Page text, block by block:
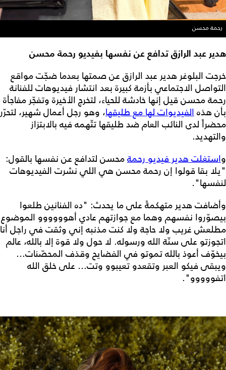
رحمة محسن
هدير عبد الرازق تدافع عن نفسها بفيديو رحمة محسن
خرجت البلوغر هدير عبد الرازق عن صمتها بعدما ضجّت مواقع
التواصل الاجتماعي بأزمة كبيرة بعد انتشار فيديوهات للفنانة
رحمة محسن قيل إنها خادشة للحياء، لتخرج الأخيرة وتفجّر مفاجأة
بأن هذهالفيديوات لها مع طليقها، وهو رجل أعمال شهير، لتحرّر
محضراً لدى النائب العام ضد طليقها تتّهمه فيه بالابتزاز
والتهديد.
واستغلت هدير فيديو رحمةمحسن لتدافع عن نفسها بالقول:
"يلا بقا قولوا إن رحمة محسن هي اللي نشرت الفيديوهات
لنفسها".
وأضافت هدير متهكمةً على ما يحدث: "ده الفنانين طلعوا
بيصوّروا نفسهم وهما مع جوازتهم عادي أهوووووو الموضوع
مطلعش غريب ولا حاجة ولا كنت مذنبه إني وثقت في راجل أنا
اتجوزتو على سنّة الله ورسوله. لا حول ولا قوة إلا بالله، عالم
بيخوّف أعوذ بالله تموتو في الفضايح وقذف المحصّنات...
ويبقى فيكو العبر وتقعدو تعيبوو وتت... على خلق الله
اتفووووو".